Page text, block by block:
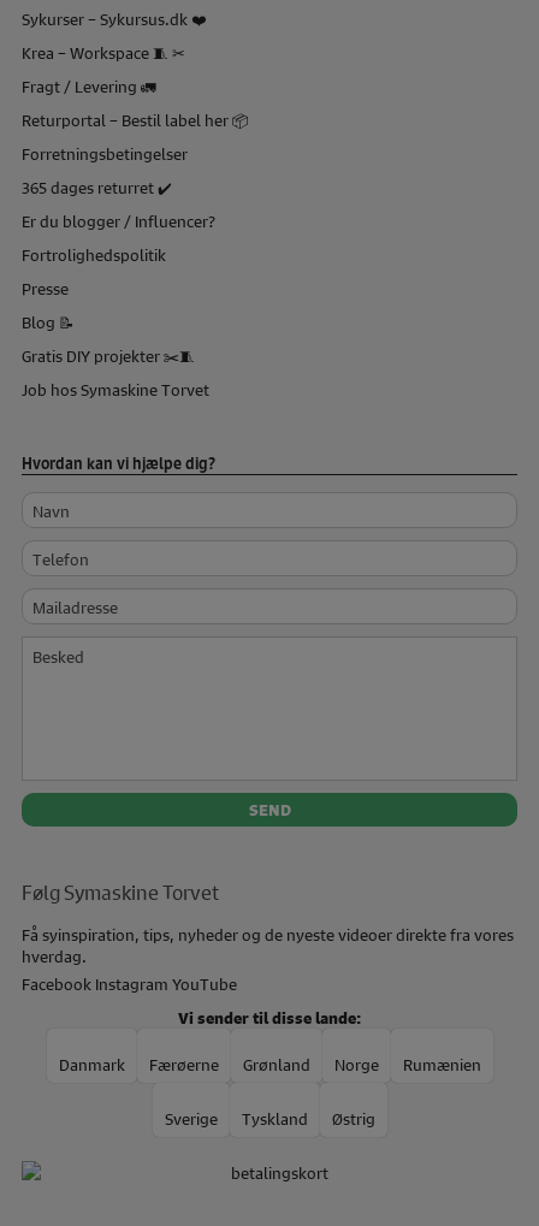
Sykurser – Sykursus.dk ❤️
Krea – Workspace 🧵 ✂
Fragt / Levering 🚛
Returportal – Bestil label her 📦
Forretningsbetingelser
365 dages returret ✔️
Er du blogger / Influencer?
Fortrolighedspolitik
Presse
Blog 📝
Gratis DIY projekter ✂️🧵
Job hos Symaskine Torvet
Hvordan kan vi hjælpe dig?
Navn
Telefon
Mailadresse
Besked
Følg Symaskine Torvet
Få syinspiration, tips, nyheder og de nyeste videoer direkte fra vores
hverdag.
Facebook Instagram YouTube
Vi sender til disse lande:
Danmark Færøerne Grønland Norge Rumænien
Sverige Tyskland Østrig